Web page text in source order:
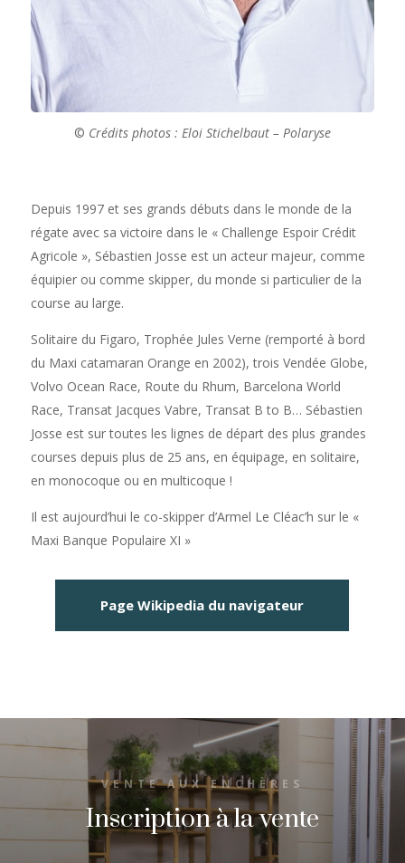
© Crédits photos : Eloi Stichelbaut – Polaryse
Depuis 1997 et ses grands débuts dans le monde de la
régate avec sa victoire dans le « Challenge Espoir Crédit
Agricole », Sébastien Josse est un acteur majeur, comme
équipier ou comme skipper, du monde si particulier de la
course au large.
Solitaire du Figaro, Trophée Jules Verne (remporté à bord
du Maxi catamaran Orange en 2002), trois Vendée Globe,
Volvo Ocean Race, Route du Rhum, Barcelona World
Race, Transat Jacques Vabre, Transat B to B… Sébastien
Josse est sur toutes les lignes de départ des plus grandes
courses depuis plus de 25 ans, en équipage, en solitaire,
en monocoque ou en multicoque !
Il est aujourd’hui le co-skipper d’Armel Le Cléac’h sur le «
Maxi Banque Populaire XI »
Page Wikipedia du navigateur
VENTE AUX ENCHÈRES
Inscription à la vente